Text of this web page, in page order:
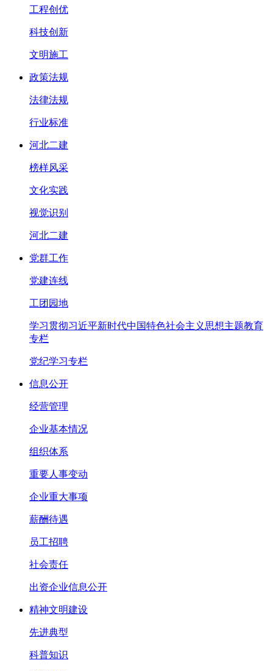
工程创优
科技创新
文明施工
政策法规
法律法规
行业标准
河北二建
榜样风采
文化实践
视觉识别
河北二建
党群工作
党建连线
工团园地
学习贯彻习近平新时代中国特色社会主义思想主题教育
专栏
党纪学习专栏
信息公开
经营管理
企业基本情况
组织体系
重要人事变动
企业重大事项
薪酬待遇
员工招聘
社会责任
出资企业信息公开
精神文明建设
先进典型
科普知识